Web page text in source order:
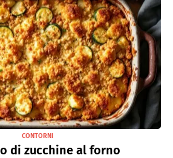
CONTORNI
di zucchine al forno